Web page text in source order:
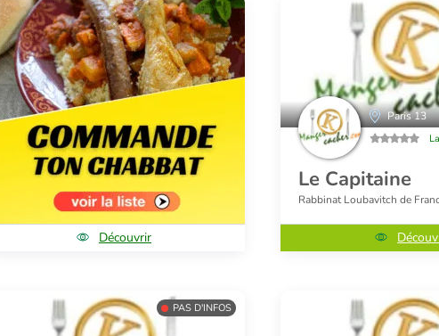
Découvrir
Paris 13
Le Capitaine
Rabbinat Loubavitch de
PAS D'INFOS